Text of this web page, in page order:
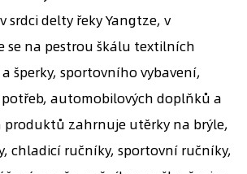
srdci delty řeky Yangtze, v
se na pestrou škálu textilních
šperky, sportovního vybavení,
automobilových doplňků a
zahrnuje utěrky na brýle,
chladicí ručníky, sportovní ručníky,